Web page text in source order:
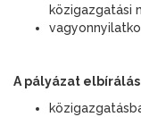
közigazgatási
A pályázat